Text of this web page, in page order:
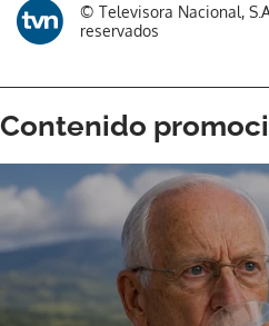
© Televisora Nacional,
reservados